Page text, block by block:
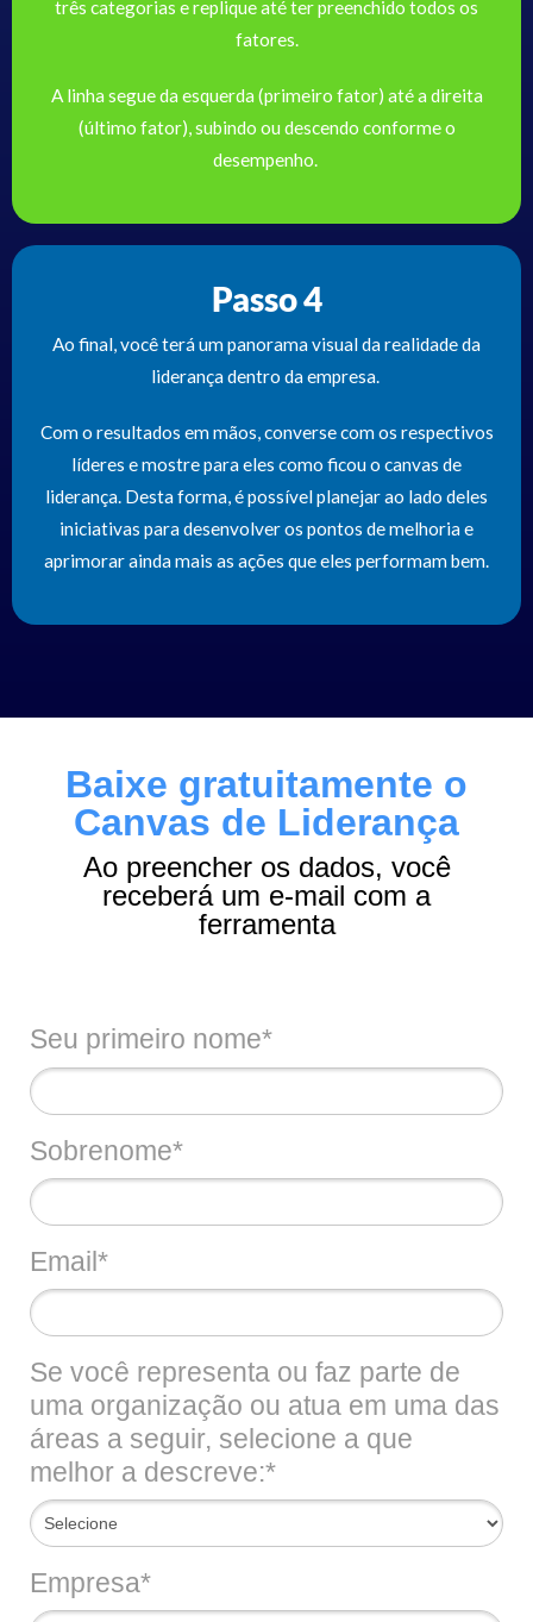
três categorias e replique até ter preenchido todos os
fatores.
A linha segue da esquerda (primeiro fator) até a direita
(último fator), subindo ou descendo conforme o
desempenho.
Passo 4
Ao final, você terá um panorama visual da realidade da
liderança dentro da empresa.
Com o resultados em mãos, converse com os respectivos
líderes e mostre para eles como ficou o canvas de
liderança. Desta forma, é possível planejar ao lado deles
iniciativas para desenvolver os pontos de melhoria e
aprimorar ainda mais as ações que eles performam bem.
Baixe gratuitamente o
Canvas de Liderança
Ao preencher os dados, você
receberá um e-mail com a
ferramenta
Seu primeiro nome*
Sobrenome*
Email*
Se você representa ou faz parte de
uma organização ou atua em uma das
áreas a seguir, selecione a que
melhor a descreve:*
Empresa*